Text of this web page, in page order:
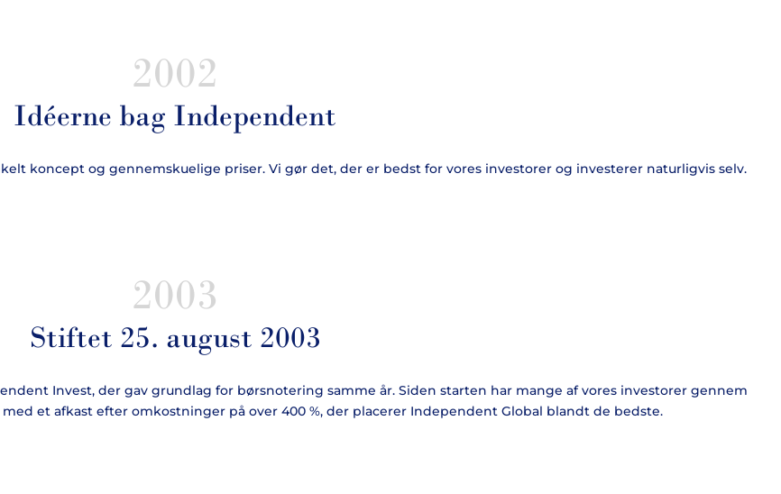
2002
Idéerne bag Independent
koncept og gennemskuelige priser. Vi gør det, der er bedst for vores investorer og investerer naturligvis selv.
2003
Stiftet 25. august 2003
Invest, der gav grundlag for børsnotering samme år. Siden starten har mange af vores investorer gennem
et afkast efter omkostninger på over 400 %, der placerer Independent Global blandt de bedste.